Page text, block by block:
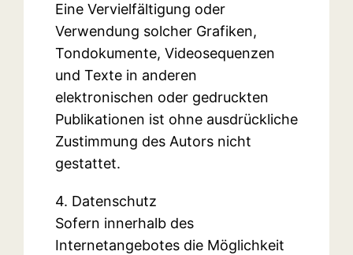
Eine Vervielfältigung oder
Verwendung solcher Grafiken,
Tondokumente, Videosequenzen
und Texte in anderen
elektronischen oder gedruckten
Publikationen ist ohne ausdrückliche
Zustimmung des Autors nicht
gestattet.
4. Datenschutz
Sofern innerhalb des
Internetangebotes die Möglichkeit